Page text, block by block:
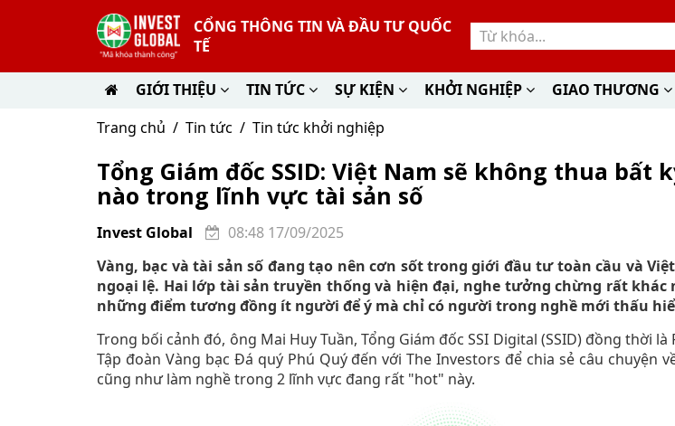
CỔNG THÔNG TIN VÀ ĐẦU TƯ QUỐC
TẾ
GIỚI THIỆU TIN TỨC SỰ KIỆN KHỞI NGHIỆP GIAO THƯƠNG
Trang chủ
Tin tức Tin tức khởi nghiệp
Tổng Giám đốc SSID: Việt Nam sẽ không thua bất
nào trong lĩnh vực tài sản số
Invest Global
08:48 17/09/2025
Vàng, bạc và tài sản số đang tạo nên cơn sốt trong giới đầu tư toàn cầu và
ngoại lệ. Hai lớp tài sản truyền thống và hiện đại, nghe tưởng chừng rất khác
những điểm tương đồng ít người để ý mà chỉ có người trong nghề mới thấu
Trong bối cảnh đó, ông Mai Huy Tuần, Tổng Giám đốc SSI Digital (SSID) đồng thời là
Tập đoàn Vàng bạc Đá quý Phú Quý đến với The Investors để chia sẻ câu chuyện
cũng như làm nghề trong 2 lĩnh vực đang rất "hot" này.